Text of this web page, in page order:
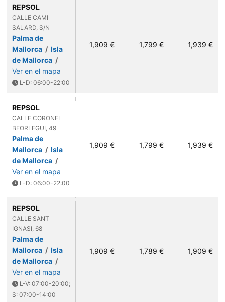
REPSOL
CALLE CAMI
SALARD, S/N
Palma de
Mallorca / Isla
de Mallorca /
Ver en el mapa
L-D: 06:00-22:00
1,909 € 1,799 € 1,939 €
REPSOL
CALLE CORONEL
BEORLEGUI, 49
Palma de
Mallorca / Isla
de Mallorca /
Ver en el mapa
L-D: 06:00-22:00
1,909 € 1,799 € 1,939 €
REPSOL
CALLE SANT
IGNASI, 68
Palma de
Mallorca / Isla
de Mallorca /
Ver en el mapa
L-V: 07:00-20:00;
S: 07:00-14:00
1,909 € 1,789 € 1,909 €